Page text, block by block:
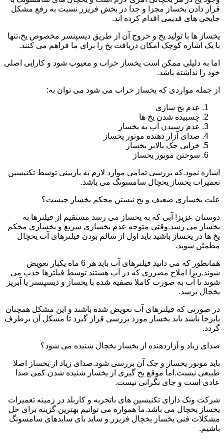
قرار دادن یخساز مجزا و جدا در بخش فریزر نسبت به رفع مشکل
جایخی های قدیمی اقدام کرده اند.
یخساز ها با تولید یخ و خروج آن از طریق دیسپنسر مخصوص یخ،تنها
با یک اشاره کوچک امکان دریافت یخ را برای ما فراهم می کنند.
اما به دلیلی ممکن است یخساز خراب و معیوب شود و کارایی اصلی
خود را نداشته باشد.
از جمله مواردی که یخساز خراب می شود می توان به:
عدم یخ سازی
چسبیده شدن یخ ها
عدم رسیدن آب به یخساز
صدای آزار دهنده موتور یخساز
خرابی جک بالابر یخساز
سوختن موتور یخساز
اشاره نمود.که بررسی تمامی موارد لازم به بازبینی توسط تکنیسین
تعمیرات یخساز یخچال سامسونگ می باشد.
علت یخسازی ضعیف و یخ نبستن محکم یخساز چیست؟
دوستان عزیز! آبی که به یخساز می رسد مستقیم از فیلترها به
یخساز می رسد.وقتی متوجه عدم یخسازی سریع و یخسازی محکم
یخ ها در یخساز باشید باید اول از سالم بودن فیلترهای آب یخچال
مطمئن شوید.
همانطور که می دانید فیلترهای آب باید هر 6 ماه یکبار تعویض
شوند.زیرا املاح مضرری که در آب هستند توسط فیلترها جذب می
شوند تا آب به صورت کاملا تصفیه شده با یخساز و دیسپنسر یا آبریز
یخچال برسد.
در صورتی که فیلترهای آب تعویض شده باشند و این مشکل همچنان
پابرجا باشد باید یخساز مورد بررسی قرار گیرد تا مشکل آن برطرف
گردد.
صدای زیاد و آزاردهنده از یخساز یخچال شنیده می شود؟
باید موتور یخساز و جک آن بررسی شود.صدای زیاد از یخساز اصلا
طبیعی نیست.اما موقع یخ گیری از یخساز شنیده شدن کمی صدا
عادی است و جای نگرانی نیست.
شرکت ونک دارای تکنیسین های باتجربه و کاربلد در زمینه تعمیرات
یخساز یخچال می باشد.ما همواره می توانیم بهترین گزینه برای حل
مشکلات فنی یخساز یخچال فریزر و ساید بای سایدهای سامسونگ
باشیم.